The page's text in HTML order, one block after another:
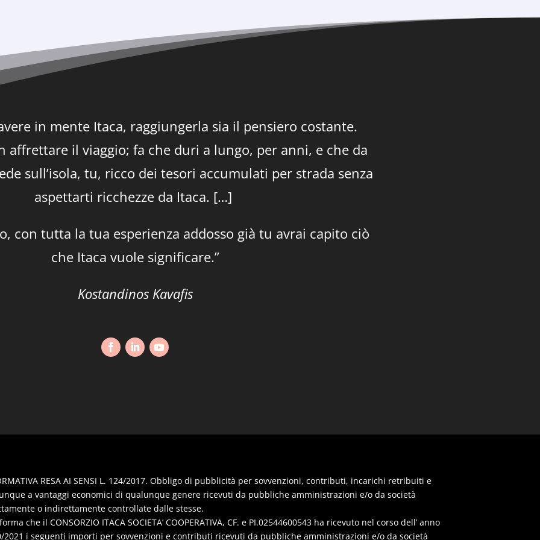
in mente Itaca, raggiungerla sia il pensiero costante.
affrettare il viaggio; fa che duri a lungo, per anni, e che da
sull’isola, tu, ricco dei tesori accumulati per strada senza
aspettarti ricchezze da Itaca. […]
con tutta la tua esperienza addosso già tu avrai capito ciò
che Itaca vuole significare.”
Kostandinos Kavafis
RESA AI SENSI L. 124/2017. Obbligo di pubblicità per sovvenzioni, contributi, incarichi retribuiti e
a vantaggi economici di qualunque genere ricevuti da pubbliche amministrazioni e/o da società
o indirettamente controllate dalle stesse.
che il CONSORZIO ITACA SOCIETA’ COOPERATIVA, CF. e PI.02544600543 ha ricevuto nel corso dell’ anno
2021 i seguenti importi per sovvenzioni e contributi ricevuti da pubbliche amministrazioni e/o da società